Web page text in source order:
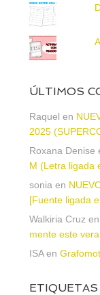
ÚLTIMOS
Raquel en
2025
Roxana Denise
M (Letra ligada
sonia en
[Fuente ligada
Walkiria Cruz en
mente este
ISAen
ETIQUETAS